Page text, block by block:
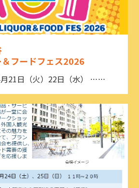
＆フードフェス2026
21日（火）22日（水） ……